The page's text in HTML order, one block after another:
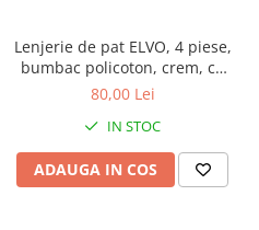
Lenjerie de pat ELVO, 4 piese,
bumbac policoton, crem, cu
flori maro si negre
80,00 Lei
IN STOC
ADAUGA IN COS